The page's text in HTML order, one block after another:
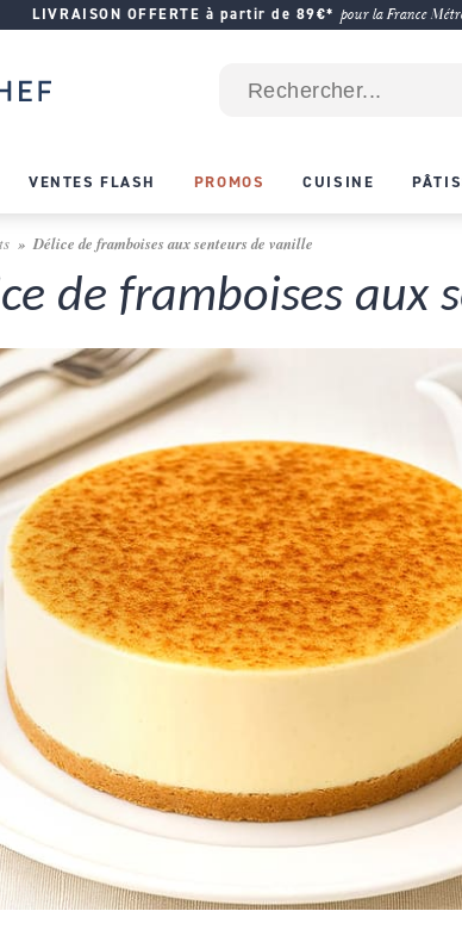
LIVRAISON OFFERTE à partir de 89€* pour la France
VENTES FLASH PROMOS CUISINE
Délice de framboises aux senteurs de vanille
de framboises aux